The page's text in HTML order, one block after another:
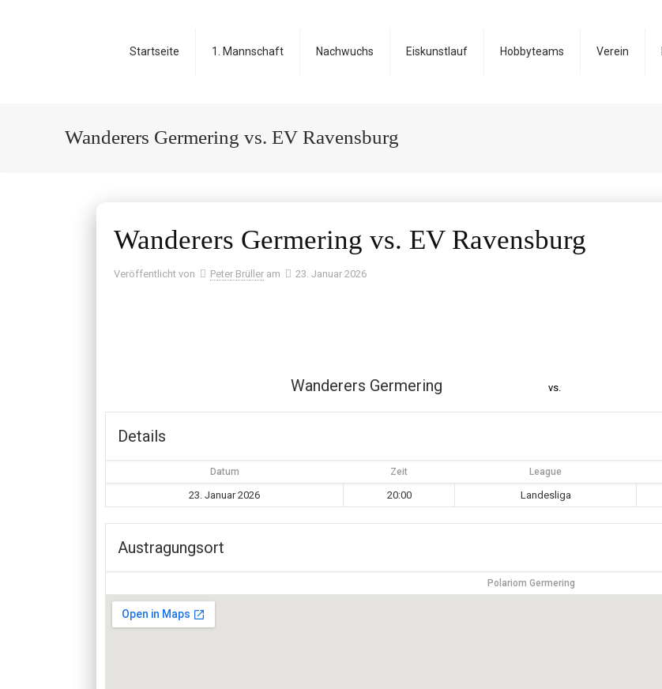
Startseite 1. Mannschaft Nachwuchs Eiskunstlauf Hobbyteams Verein
Wanderers Germering vs. EV Ravensburg
Wanderers Germering vs. EV Ravensburg
Veröffentlicht von Peter Brüller am 23. Januar 2026
Wanderers Germering vs.
Details
Datum Zeit League
23. Januar 2026 20:00 Landesliga
Austragungsort
Polariom Germering